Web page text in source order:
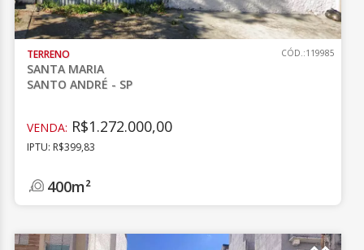
TERRENO
SANTA MARIA
SANTO ANDRÉ - SP
CÓD.:119985
VENDA: R$1.272.000,00
IPTU: R$399,83
400m²